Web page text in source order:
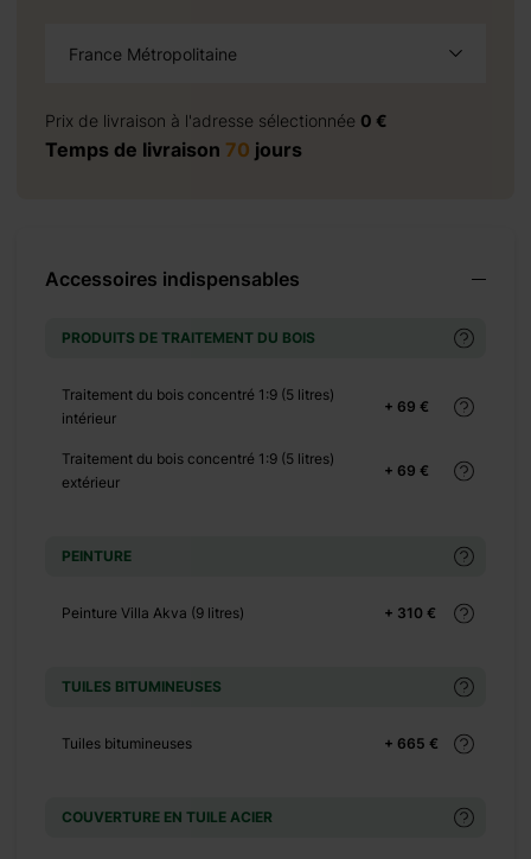
France Métropolitaine
Prix de livraison à l'adresse sélectionnée 0 €
Temps de livraison 70 jours
Accessoires indispensables
PRODUITS DE TRAITEMENT DU BOIS
+ 69 €
Traitement du bois concentré 1:9 (5 litres)
intérieur
+ 69 €
Traitement du bois concentré 1:9 (5 litres)
extérieur
PEINTURE
+ 310 €
Peinture Villa Akva (9 litres)
TUILES BITUMINEUSES
+ 665 €
Tuiles bitumineuses
COUVERTURE EN TUILE ACIER
+ 4970 €
+ 0 €
+ 0 €
+ 140 €
+ 0 €
+ 270 €
+ 130 €
+ 0 €
+ 390 €
+ 0 €